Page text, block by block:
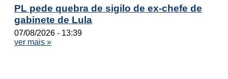
PL pede quebra de sigilo de ex-chefe de
gabinete de Lula
07/08/2026
13:39
ver mais »